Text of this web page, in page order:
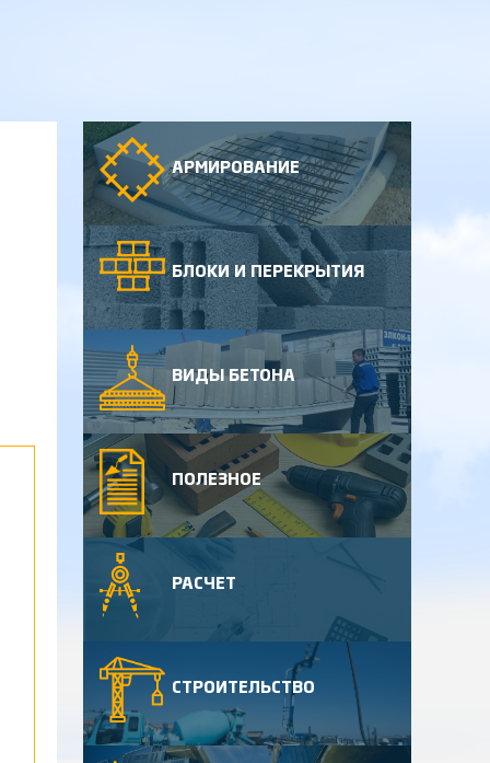
АРМИРОВАНИЕ
БЛОКИ И ПЕРЕКРЫТИЯ
ВИДЫ БЕТОНА
ПОЛЕЗНОЕ
РАСЧЕТ
СТРОИТЕЛЬСТВО